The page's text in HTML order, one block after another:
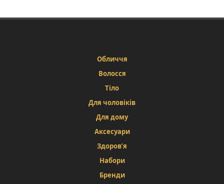
Обличчя
Волосся
Тіло
Для чоловіків
Для дому
Аксесуари
Здоров’я
Набори
Бренди